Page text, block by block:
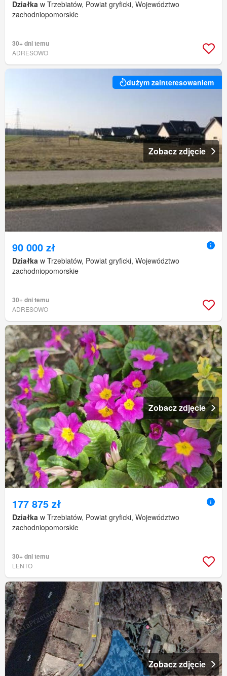
Działka w Trzebiatów, Powiat gryficki, Województwo
zachodniopomorskie
30+ dni temu
ADRESOWO
dużym zainteresowaniem
Zobacz zdjęcie
90 000 zł
Działka w Trzebiatów, Powiat gryficki, Województwo
zachodniopomorskie
30+ dni temu
ADRESOWO
Zobacz zdjęcie
177 875 zł
Działka w Trzebiatów, Powiat gryficki, Województwo
zachodniopomorskie
30+ dni temu
LENTO
Zobacz zdjęcie